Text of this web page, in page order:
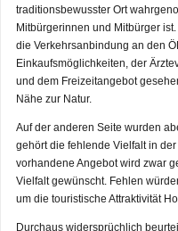
traditionsbewusster Ort
Mitbürgerinnen und Mitbürger
die Verkehrsanbindung an den
Einkaufsmöglichkeiten, der
und dem Freizeitangebot
Nähe zur Natur.
Auf der anderen Seite wurden
gehört die fehlende Vielfalt in
vorhandene Angebot wird zwar
Vielfalt gewünscht. Fehlen
um die touristische Attraktivität
Durchaus widersprüchlich